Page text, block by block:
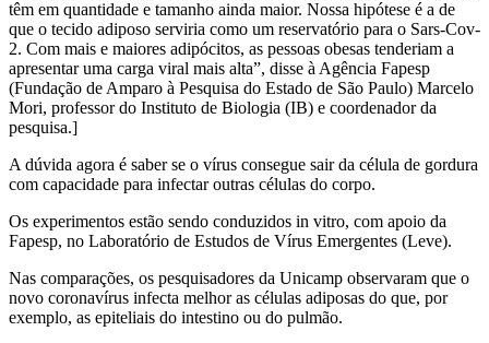
têm em quantidade e tamanho ainda maior. Nossa hipótese é a de
que o tecido adiposo serviria como um reservatório para o Sars-Cov-
2. Com mais e maiores adipócitos, as pessoas obesas tenderiam a
apresentar uma carga viral mais alta”, disse à Agência Fapesp
(Fundação de Amparo à Pesquisa do Estado de São Paulo) Marcelo
Mori, professor do Instituto de Biologia (IB) e coordenador da
pesquisa.]
A dúvida agora é saber se o vírus consegue sair da célula de gordura
com capacidade para infectar outras células do corpo.
Os experimentos estão sendo conduzidos in vitro, com apoio da
Fapesp, no Laboratório de Estudos de Vírus Emergentes (Leve).
Nas comparações, os pesquisadores da Unicamp observaram que o
novo coronavírus infecta melhor as células adiposas do que, por
exemplo, as epiteliais do intestino ou do pulmão.